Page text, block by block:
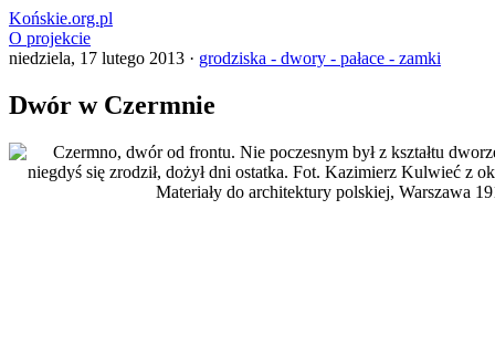
Końskie.org.pl
O projekcie
niedziela, 17 lutego 2013 · grodziska - dwory - pałace - zamki
Dwór w Czermnie